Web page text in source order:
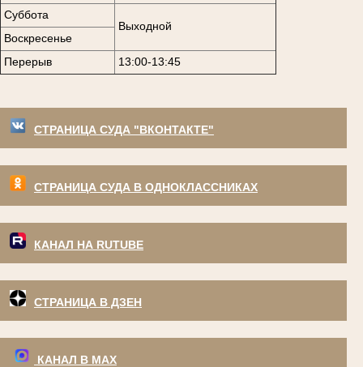
Суббота
Выходной
Воскресенье
Перерыв
13:00-13:45
СТРАНИЦА СУДА "ВКОНТАКТЕ"
СТРАНИЦА СУДА В ОДНОКЛАССНИКАХ
КАНАЛ НА RUTUBE
СТРАНИЦА В ДЗЕН
КАНАЛ В МАХ